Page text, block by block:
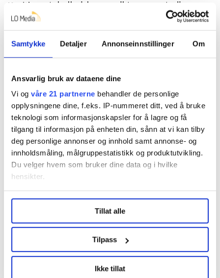
Samtykke Detaljer Annonseinnstillinger Om
Ansvarlig bruk av dataene dine
Vi og våre 21 partnerne behandler de personlige
opplysningene dine, f.eks. IP-nummeret ditt, ved å bruke
teknologi som informasjonskapsler for å lagre og få
tilgang til informasjon på enheten din, sånn at vi kan tilby
deg personlige annonser og innhold samt annonse- og
innholdsmåling, målgruppestatistikk og produktutvikling.
Du velger hvem som bruker dine data og i hvilke
hensikter.
Undermer infokan du lese om hvordan dine personlige
data behandles og hvordan du kan velge hvordan de skal
brukes. Du kan hele tiden endre eller trekke tilbake ditt
samtykke fra erklæringen om informasjonskapsler.
LO Medias publikasjoner frifagbevegelse.no, hk-nytt.no
og fontene.no bruker informasjonskapsler (cookies) for å
Tillat alle
Tilpass
Ikke tillat
Kapitlenes
tabellariske oversikter over studiene
som inngår viser at mesteparten av forskningen er
kvalitativ forskning for å få mer dybdekunnskap
selvbestemmelsesteorien – et forslag det er lett å
slutte seg til. Det vil være verdifullt å få mer
dybdeforståelse av hvordan motivasjonen til
pasienter, elever, idrettsutøvere og kunstnere
påvirkes.
Et fellestrekk ved resultatene som presenteres i
kapitlene er at motivasjonsstøtte ser ut til å være
viktig for indre motivasjon. Blant annet i kapitlene
om autonomistøttende undervisning i skolen
refereres det til forskning som tyder på at
autonomistøtte har positiv effekt på elevenes
indre motivasjon. (Autonomistøtte kan for
eksempel være ikke-kontrollerende språk, det å gi